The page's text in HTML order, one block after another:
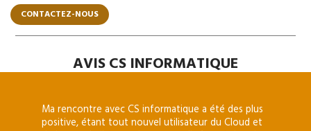
CONTACTEZ-NOUS
AVIS CS INFORMATIQUE
Ma rencontre avec CS informatique a été des plus
positive, étant tout nouvel utilisateur du Cloud et